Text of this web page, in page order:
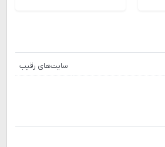
سایت‌های رقیب